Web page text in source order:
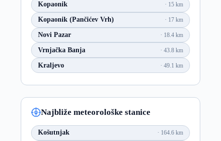
Kopaonik 15 km
Kopaonik (Pančićev Vrh) 17 km
Novi Pazar 18.4 km
Vrnjačka Banja 43.8 km
Kraljevo 49.1 km
Najbliže meteorološke stanice
Košutnjak 164.6 km